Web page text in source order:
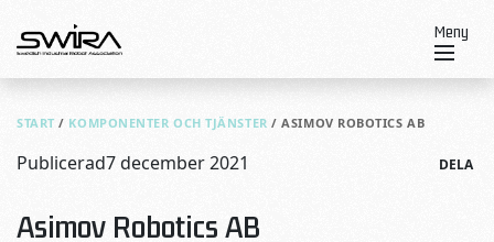
Meny
START / KOMPONENTER OCH TJÄNSTER / ASIMOV ROBOTICS AB
Publicerad7 december 2021 DELA
Asimov Robotics AB